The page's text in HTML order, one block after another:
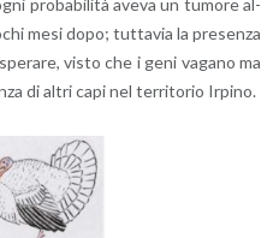
pro­ba­bi­li­tà aveva un tu­mo­re al­
mesi dopo; tut­ta­via la pre­sen­za
visto che i geni va­ga­no ma
di altri capi nel ter­ri­to­rio Ir­pi­no.